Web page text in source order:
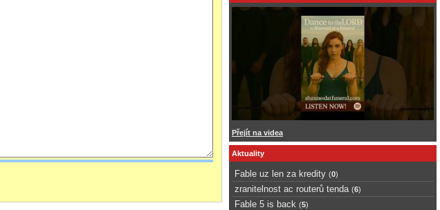
Přejít na videa
Aktuality
Fable uz len za kredity (0)
zranitelnost ac routerů tenda (6)
Fable 5 is back (5)